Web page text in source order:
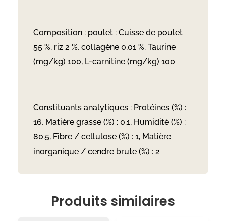
Composition : poulet : Cuisse de poulet
55 %, riz 2 %, collagène 0,01 %. Taurine
(mg/kg) 100, L-carnitine (mg/kg) 100
Constituants analytiques : Protéines (%) :
16, Matière grasse (%) : 0.1, Humidité (%) :
80.5, Fibre / cellulose (%) : 1, Matière
inorganique / cendre brute (%) : 2
Produits similaires